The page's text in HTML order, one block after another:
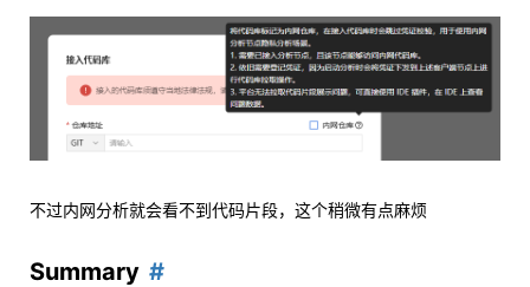
不过内网分析就会看不到代码片段，这个稍微有点麻烦
Summary